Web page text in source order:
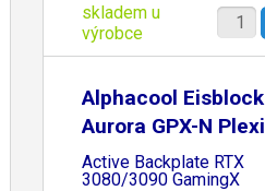
skladem u
výrobce
Alphacool Eisblock
Aurora GPX-N Plexi
Active Backplate RTX
3080/3090 GamingX